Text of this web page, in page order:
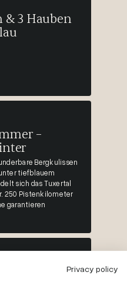
& 3 Hauben
–
Bergkulissen
tiefblauem
sich das Tuxertal
250 Pistenkilometer
garantieren
Privacy policy